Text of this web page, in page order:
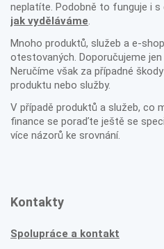
neplatíte. Podobně to funguje i s
jak vyděláváme.
Mnoho produktů, služeb a e-
otestovaných. Doporučujeme
Neručíme však za případné
produktu nebo služby.
V případě produktů a služeb, co
finance se poraďte ještě se
více názorů ke srovnání.
Kontakty
Spolupráce a kontakt